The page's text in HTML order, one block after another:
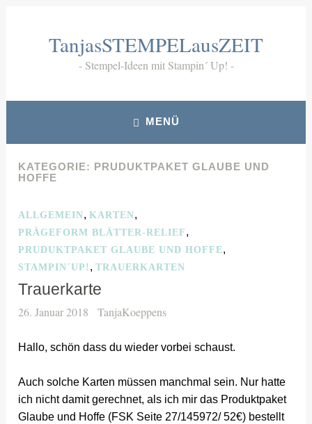
TanjasSTEMPELausZEIT
Stempel-Ideen mit Stampin´ Up!
MENÜ
KATEGORIE: PRUDUKTPAKET GLAUBE UND
HOFFE
ALLGEMEIN,KARTEN,
PRÄGEFORM BLÄTTER-RELIEF ,
PRUDUKTPAKET GLAUBE UND HOFFE,
STAMPIN´UP! ,TRAUERKARTEN
Trauerkarte
26. Januar 2018 TanjaKoeppens
Hallo, schön dass du wieder vorbei schaust.
Auch solche Karten müssen manchmal sein. Nur hatte
ich nicht damit gerechnet, als ich mir das Produktpaket
Glaube und Hoffe (FSK Seite 27/145972/ 52€) bestellt